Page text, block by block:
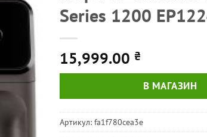
Series 1200
15,999.00 ₴
В МАГАЗИН
Артикул: fa1f780cea3e